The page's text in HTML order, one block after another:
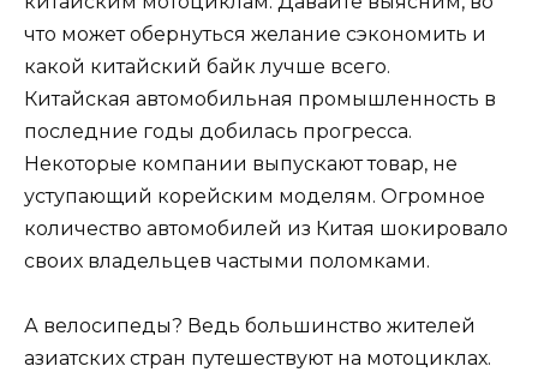
что может обернуться желание сэкономить и
какой китайский байк лучше всего.
Китайская автомобильная промышленность в
последние годы добилась прогресса.
Некоторые компании выпускают товар, не
уступающий корейским моделям. Огромное
количество автомобилей из Китая шокировало
своих владельцев частыми поломками.
А велосипеды? Ведь большинство жителей
азиатских стран путешествуют на мотоциклах.